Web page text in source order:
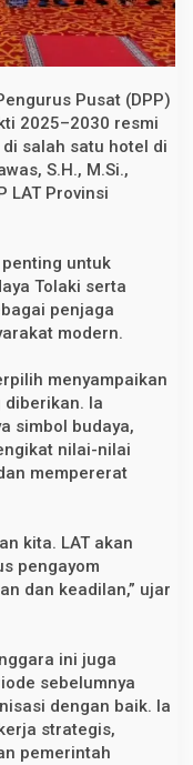
Pusat (DPP)
2025–2030 resmi
salah satu hotel di
S.H., M.Si.,
LAT Provinsi
untuk
Tolaki serta
penjaga
modern.
menyampaikan
diberikan. Ia
simbol budaya,
nilai-nilai
mempererat
kita. LAT akan
pengayom
dan keadilan,” ujar
ini juga
sebelumnya
dengan baik. Ia
strategis,
pemerintah